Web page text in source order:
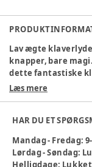
Lav ægte
knapper, bare
dette fantastiske
trykker på tasterne
musikark, der
mulighed for at
en volumen knap
Læs mere
HAR DU ET
Mandag - Fredag:
Lørdag - Søndag:
Helligdage: Lukket